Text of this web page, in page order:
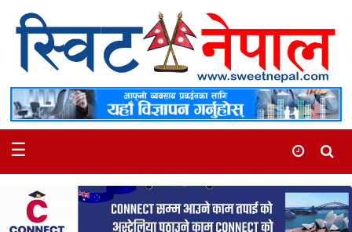
समाचार
स्थानीय
मनोरञ्जन
खेलकुद
अन्तर्वार्ता
☰